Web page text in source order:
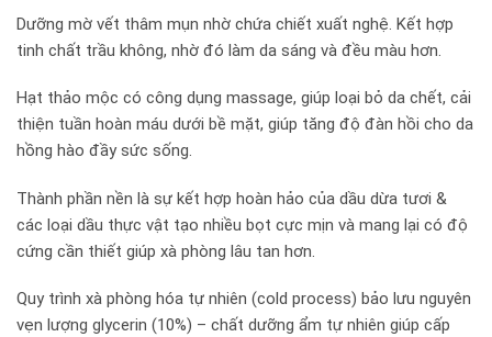
Dưỡng mờ vết thâm mụn nhờ chứa chiết xuất nghệ. Kết hợp
tinh chất trầu không, nhờ đó làm da sáng và đều màu hơn.
Hạt thảo mộc có công dụng massage, giúp loại bỏ da chết, cải
thiện tuần hoàn máu dưới bề mặt, giúp tăng độ đàn hồi cho da
hồng hào đầy sức sống.
Thành phần nền là sự kết hợp hoàn hảo của dầu dừa tươi &
các loại dầu thực vật tạo nhiều bọt cực mịn và mang lại có độ
cứng cần thiết giúp xà phòng lâu tan hơn.
Quy trình xà phòng hóa tự nhiên (cold process) bảo lưu nguyên
vẹn lượng glycerin (10%) – chất dưỡng ẩm tự nhiên giúp cấp